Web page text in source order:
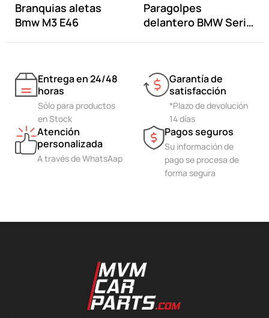
Branquias aletas
Bmw M3 E46
Paragolpes
delantero BMW Serie
Entrega en 24/48
horas
Sólo para productos
en Stock
Garantía de
satisfacción
*Plazo de devolución
14 días
Atención
personalizada
A través de WhatsAap
Pagos seguros
Su información de
pago se procesa de
forma segura